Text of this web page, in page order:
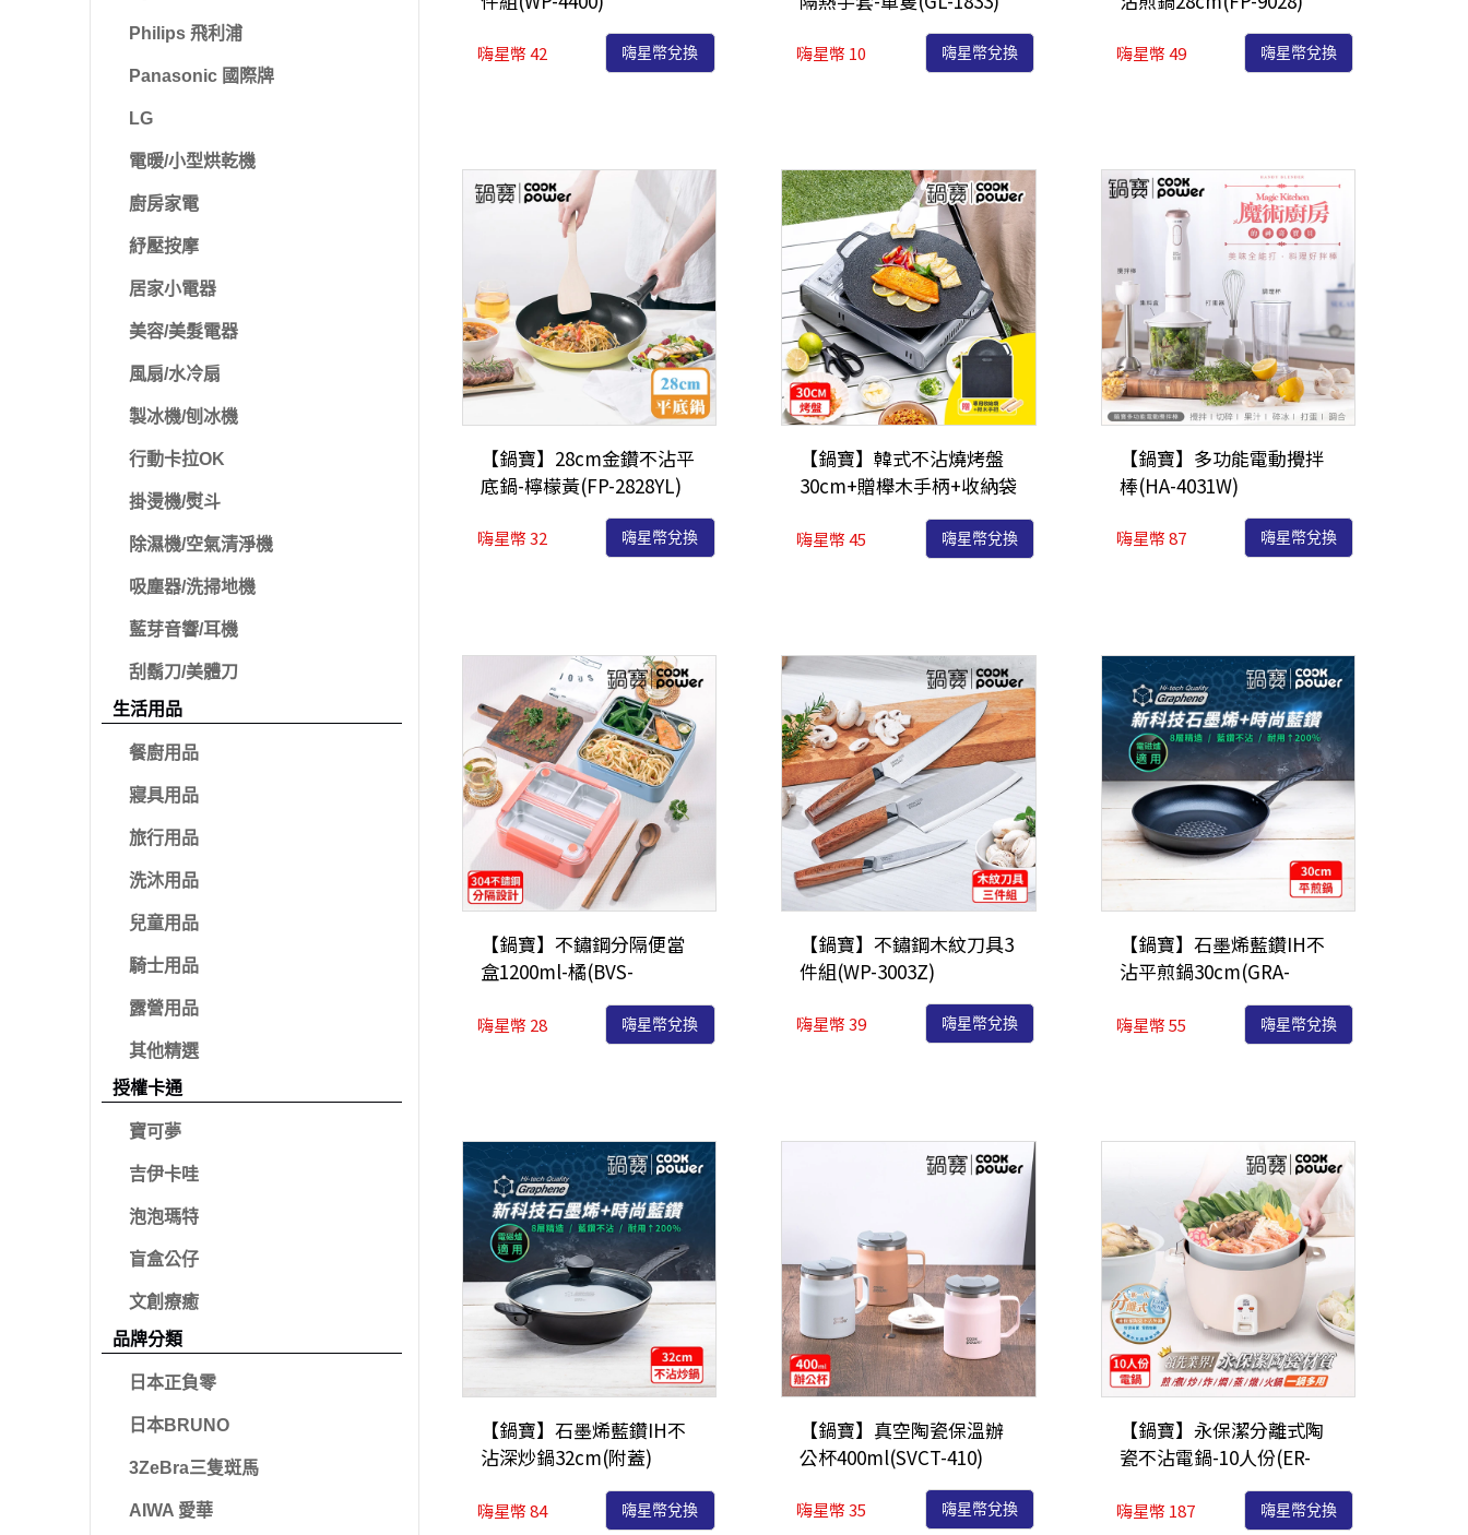
Philips 飛利浦
Panasonic 國際牌
LG
電暖/小型烘乾機
廚房家電
紓壓按摩
居家小電器
美容/美髮電器
風扇/水冷扇
製冰機/刨冰機
行動卡拉OK
掛燙機/熨斗
除濕機/空氣清淨機
吸塵器/洗掃地機
藍芽音響/耳機
刮鬍刀/美體刀
生活用品
餐廚用品
寢具用品
旅行用品
洗沐用品
兒童用品
騎士用品
露營用品
其他精選
授權卡通
寶可夢
吉伊卡哇
泡泡瑪特
盲盒公仔
文創療癒
品牌分類
日本正負零
日本BRUNO
3ZeBra三隻斑馬
AIWA 愛華
嗨星幣 42 嗨星幣兌換 嗨星幣 10 嗨星幣兌換 嗨星幣 49 嗨星幣兌換
【鍋寶】28cm金鑽不沾平
底鍋-檸檬黃(FP-2828YL)
嗨星幣 32 嗨星幣兌換
【鍋寶】韓式不沾燒烤盤
30cm+贈櫸木手柄+收納袋
嗨星幣 45 嗨星幣兌換
【鍋寶】多功能電動攪拌
棒(HA-4031W)
嗨星幣 87 嗨星幣兌換
【鍋寶】不鏽鋼分隔便當
盒1200ml-橘(BVS-
嗨星幣 28 嗨星幣兌換
【鍋寶】不鏽鋼木紋刀具3
件組(WP-3003Z)
嗨星幣 39 嗨星幣兌換
【鍋寶】石墨烯藍鑽IH不
沾平煎鍋30cm(GRA-
嗨星幣 55 嗨星幣兌換
【鍋寶】石墨烯藍鑽IH不
沾深炒鍋32cm(附蓋)
嗨星幣 84 嗨星幣兌換
【鍋寶】真空陶瓷保溫辦
公杯400ml(SVCT-410)
嗨星幣 35 嗨星幣兌換
【鍋寶】永保潔分離式陶
瓷不沾電鍋-10人份(ER-
嗨星幣 187 嗨星幣兌換